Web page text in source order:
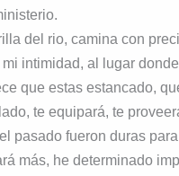
del rio, camina con
intimidad, al lugar
que estas estancado,
te equipará, te
pasado fueron duras
más, he determinado